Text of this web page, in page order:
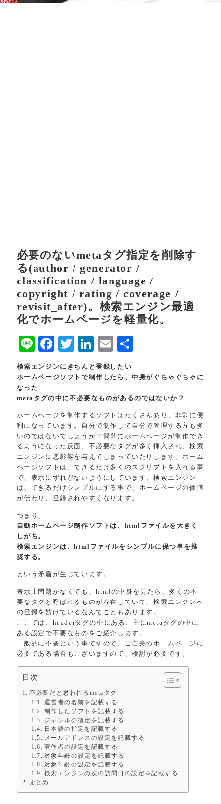
必要のないmetaタグ指定を削除す
る(author / generator /
classification / language /
copyright / rating / coverage /
revisit_after)。検索エンジン最適
化でホームページを軽量化。
LineFacebook
Twitter
LinkedIn
Email
検索エンジンにきちんと登録したい
ホームページソフトで制作したら、中身がぐちゃぐちゃに
なった
metaタグの中に不必要なものがあるのではないか？
ホームページを制作するソフトはたくさんあり、非常に便
利になっています。自分で制作して自分で管理する方も多
いのではないでしょうか？簡単にホームページが制作でき
るようになった反面、不必要なタグが多く挿入され、検索
エンジンに悪影響を与えてしまっていたりします。ホーム
ページソフトは、できるだけ多くのスクリプトを入れる事
で、表示にずれがないようにしています。検索エンジン
は、できるだけシンプルにする事で、ホームページの価値
が伝わり、登録されやすくなります。
つまり、
自動ホームページ制作ソフトは、htmlファイルを大きく
しがち。
検索エンジンは、htmlファイルをシンプルに保つ事を推
奨する。
という矛盾が生じています。
表示上問題がなくても、htmlの中身を見たら、多くの不
要なタグと呼ばれるものが存在していて、検索エンジンへ
の登録を妨げているなんてこともあります。
ここでは、headerタグの中にある、主にmetaタグの中に
ある設定で不要なものをご紹介します。
一般的に不要という事ですので、ご自身のホームページに
必要である場合もございますので、検討が必要です。
目次
不必要だと思われるmetaタグ
運営者の名前を記載する
制作したソフトを記載する
ジャンルの指定を記載する
日本語の指定を記載する
メールアドレスの設定を記載する
著作者の設定を記載する
対象年齢の設定を記載する
対象年齢の設定を記載する
検索エンジンの次の訪問日の設定を記載する
まとめ